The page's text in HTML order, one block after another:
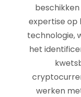
expertise op
technologie,
het
werken